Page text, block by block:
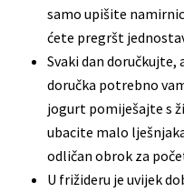
samo upišite
ćete pregršt
Svaki dan
doručka potrebno
jogurt pomiješajte s
ubacite malo
odličan obrok za
U frižideru je uvijek